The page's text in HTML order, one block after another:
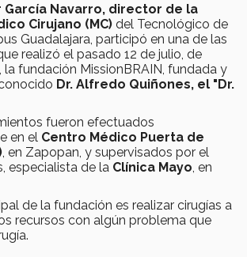
García Navarro, director de la
Cirujano (MC) del Tecnológico de
Guadalajara, participó en una de las
realizó el pasado 12 de julio, de
la fundación MissionBRAIN, fundada y
Dr. Alfredo Quiñones, el "Dr.
fueron efectuados
en el Centro Médico Puerta de
, en Zapopan, y supervisados por el
especialista de la Clínica Mayo , en
de la fundación es realizar cirugías a
recursos con algún problema que